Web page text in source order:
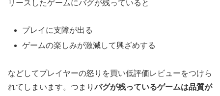
リースしたゲームにバグが残っていると
プレイに支障が出る
ゲームの楽しみが激減して興ざめする
などしてプレイヤーの怒りを買い低評価レビューをつけら
れてしまいます。つまりバグが残っているゲームは品質が